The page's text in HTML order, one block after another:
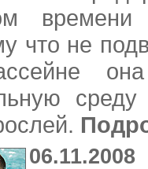
что не
она
06.11.2008